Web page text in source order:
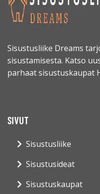
Sisustusliike Dreams
sisustamisesta. Katso
parhaat sisustuskaupat
SIVUT
Sisustusliike
Sisustusideat
Sisustuskaupat